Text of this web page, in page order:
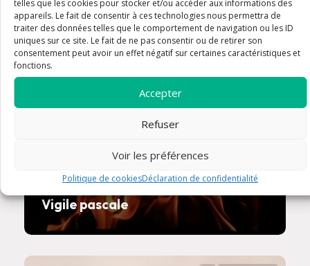
telles que les cookies pour stocker et/ou accéder aux informations des
appareils. Le fait de consentir à ces technologies nous permettra de
traiter des données telles que le comportement de navigation ou les ID
uniques sur ce site. Le fait de ne pas consentir ou de retirer son
consentement peut avoir un effet négatif sur certaines caractéristiques et
fonctions.
Accepter
Refuser
Voir les préférences
Politique de cookiesDéclaration de confidentialité
Vigile pascale